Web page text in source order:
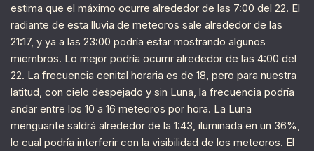
estima que el máximo ocurre alrededor de las 7:00 del 22. El
radiante de esta lluvia de meteoros sale alrededor de las
21:17, y ya a las 23:00 podría estar mostrando algunos
miembros. Lo mejor podría ocurrir alrededor de las 4:00 del
22. La frecuencia cenital horaria es de 18, pero para nuestra
latitud, con cielo despejado y sin Luna, la frecuencia podría
andar entre los 10 a 16 meteoros por hora. La Luna
menguante saldrá alrededor de la 1:43, iluminada en un 36%,
lo cual podría interferir con la visibilidad de los meteoros. El